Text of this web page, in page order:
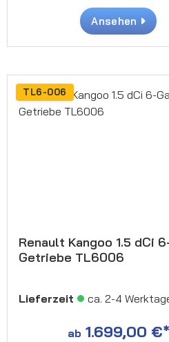
Ansehen
TL6-006
Renault Kangoo 1.5 dCi
Getriebe TL6006
Lieferzeit ca. 2-4
ab 1.699,00 €*